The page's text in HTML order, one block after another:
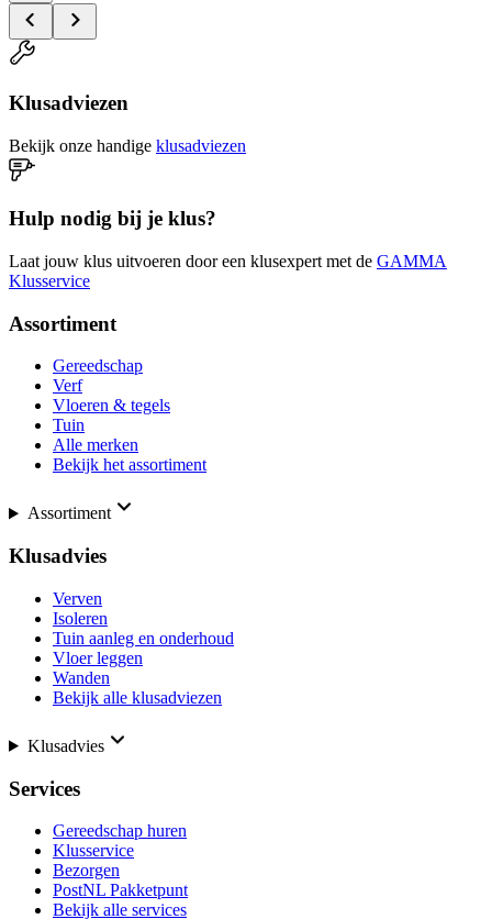
Klusadviezen
Bekijk onze handige klusadviezen
Hulp nodig bij je klus?
Laat jouw klus uitvoeren door een klusexpert met de GAMMA
Klusservice
Assortiment
Gereedschap
Verf
Vloeren & tegels
Tuin
Alle merken
Bekijk het assortiment
Assortiment
Klusadvies
Verven
Isoleren
Tuin aanleg en onderhoud
Vloer leggen
Wanden
Bekijk alle klusadviezen
Klusadvies
Services
Gereedschap huren
Klusservice
Bezorgen
PostNL Pakketpunt
Bekijk alle services